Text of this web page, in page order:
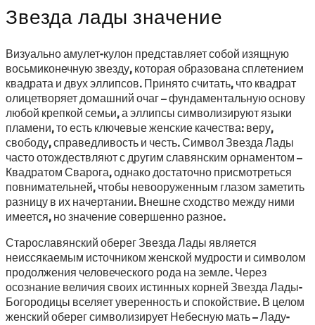
Звезда лады значение
Визуально амулет-кулон представляет собой изящную
восьмиконечную звезду, которая образована сплетением
квадрата и двух эллипсов. Принято считать, что квадрат
олицетворяет домашний очаг – фундаментальную основу
любой крепкой семьи, а эллипсы символизируют языки
пламени, то есть ключевые женские качества: веру,
свободу, справедливость и честь. Символ Звезда Лады
часто отождествляют с другим славянским орнаментом –
Квадратом Сварога, однако достаточно присмотреться
повнимательней, чтобы невооруженным глазом заметить
разницу в их начертании. Внешне сходство между ними
имеется, но значение совершенно разное.
Старославянский оберег Звезда Лады является
неиссякаемым источником женской мудрости и символом
продолжения человеческого рода на земле. Через
осознание величия своих истинных корней Звезда Лады-
Богородицы вселяет уверенность и спокойствие. В целом
женский оберег символизирует Небесную мать – Ладу-